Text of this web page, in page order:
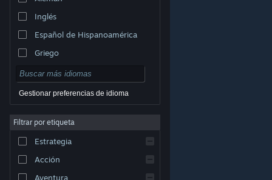
© Valve Corporation. Todos los derechos reservados.
respectivos dueños en EE. UU. y otros países.
Acuerdo de Suscriptor a Steam
Cookies
Inglés
Español de Hispanoamérica
Griego
Gestionar preferencias de idioma
Filtrar por etiqueta
Estrategia
Acción
Aventura